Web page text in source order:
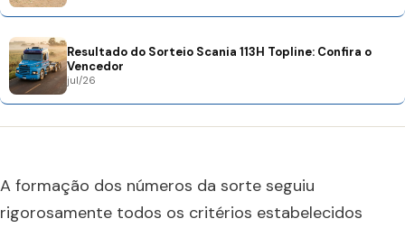
Resultado do Sorteio Scania 113H Topline: Confira o
Vencedor
jul/26
A formação dos números da sorte seguiu
rigorosamente todos os critérios estabelecidos